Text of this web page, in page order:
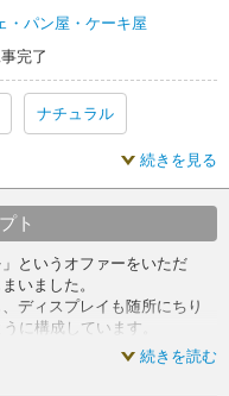
・パン屋・ケーキ屋
完了
ナチュラル
チュラル 内装
カジュアル 居抜き
ナチュラル 居抜き
続きを見る
ト
というオファーをいただ
いました。
ディスプレイも随所にちり
に構成しています。
続きを読む